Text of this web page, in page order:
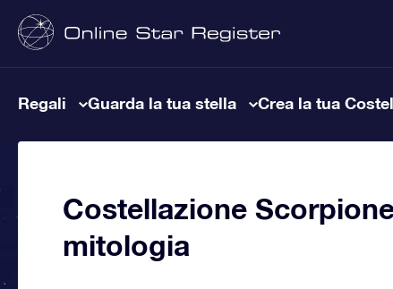
Regali Guarda la tua stella Crea la tua
Costellazione
mitologia